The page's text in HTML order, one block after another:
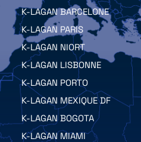
K-LAGAN BARCELONE
K-LAGAN PARIS
K-LAGAN NIORT
K-LAGAN LISBONNE
K-LAGAN PORTO
K-LAGAN MEXIQUE DF
K-LAGAN BOGOTA
K-LAGAN MIAMI